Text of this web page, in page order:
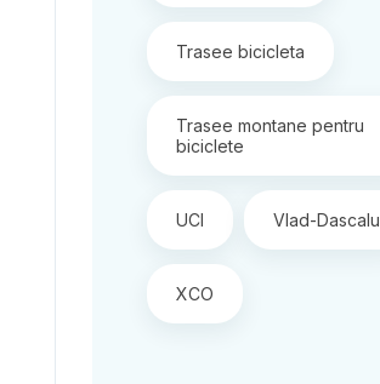
Trasee bicicleta
Trasee montane pentru
biciclete
UCI Vlad-Dascalu
XCO